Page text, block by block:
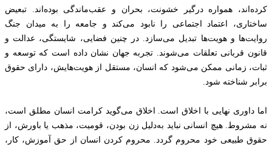
کرده‌اند، همواره درگیر خشونت، بحران و عقب‌ماندگی بوده‌اند. تبعیض
ساختاری، اعتماد اجتماعی را نابود می‌کند و جامعه را به میدان جنگ
روایت‌ها و هویت‌ها تبدیل می‌سازد. در چنین فضایی، شایستگی، عدالت و
قانون قربانی تعلقات می‌شوند. تجربه جهان نشان داده است که توسعه و
ثبات، زمانی ممکن می‌شود که انسان، مستقل از هویت‌هایش، دارای حقوق
برابر شناخته شود.
اما داوری نهایی با اخلاق است. اخلاق می‌گوید کرامت انسان مطلق است،
نه مشروط. هیچ انسانی نباید به‌دلیل زن بودن، قومیت، مذهب یا باورش، از
حقوق طبیعی خود محروم گردد. محروم کردن انسان از حق آموزش، کار،